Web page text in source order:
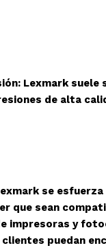
Lexmark suele
de alta
se
que sean
impresoras y
puedan